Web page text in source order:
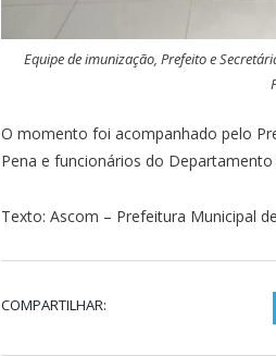
Equipe de imunização, Prefeito e
O momento foi acompanhado pelo
Pena e funcionários do Departamento
Texto: Ascom – Prefeitura Municipal
COMPARTILHAR: